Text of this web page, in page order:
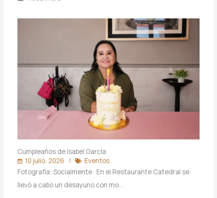
Cumpleaños de Isabel García
10 julio, 2026
Eventos
Fotografía: Socialmente En el Restaurante Catedral se
llevó a cabo un desayuno con mo…